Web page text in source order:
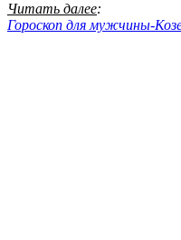
Читать далее:
Гороскоп для мужчины-